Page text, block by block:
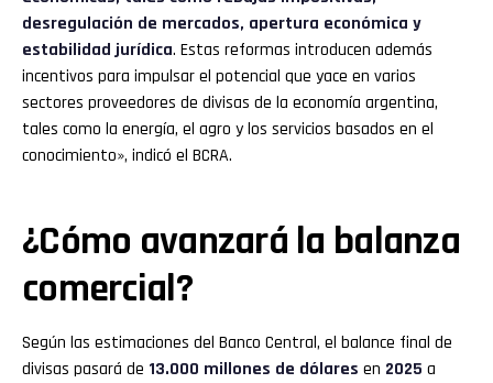
desregulación de mercados, apertura económica y
estabilidad jurídica. Estas reformas introducen además
incentivos para impulsar el potencial que yace en varios
sectores proveedores de divisas de la economía argentina,
tales como la energía, el agro y los servicios basados en el
conocimiento», indicó el BCRA.
¿Cómo avanzará la balanza
comercial?
Según las estimaciones del Banco Central, el balance final de
divisas pasará de 13.000 millones de dólares en 2025 a